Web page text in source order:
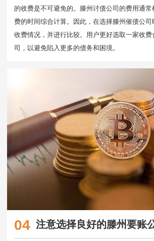
的收费是不可避免的。滕州讨债公司的费用通
费的时间综合计算。因此，在选择滕州催债公
收费情况，并进行比较。用户更好选取一家收
司，以避免陷入更多的债务和困境。
04 注意选择良好的滕州要账